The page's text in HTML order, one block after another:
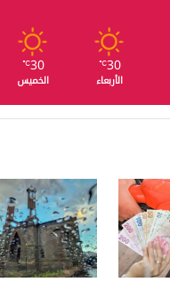
30
℃
الأربعاء
30
℃
الخميس